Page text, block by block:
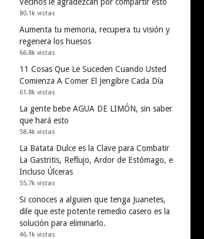
80.1k vistas
Aumenta tu memoria, recupera tu visión y
regenera los huesos
66.8k vistas
11 Cosas Que Le Suceden Cuando Usted
Comienza A Comer El Jengibre Cada Día
61.8k vistas
La gente bebe AGUA DE LIMÓN, sin saber
que hará esto
58.4k vistas
La Batata Dulce es la Clave para Combatir
La Gastritis, Reflujo, Ardor de Estómago, e
Incluso Úlceras
55.7k vistas
Si conoces a alguien que tenga Juanetes,
dile que este potente remedio casero es la
solución para eliminarlo.
46.1k vistas